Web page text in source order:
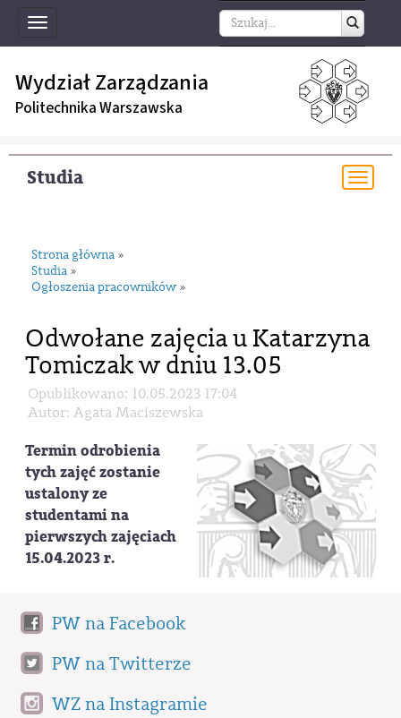
Toggle
navigation
Wydział Zarządzania
Politechnika Warszawska
Studia
Strona główna »
Studia »
Ogłoszenia pracowników »
Odwołane zajęcia u Katarzyna
Tomiczak w dniu 13.05
Opublikowano: 10.05.2023 17:04
Autor: Agata Maciszewska
Termin odrobienia
tych zajęć zostanie
ustalony ze
studentami na
pierwszych zajęciach
15.04.2023 r.
PW na Facebook
PW na Twitterze
WZ na Instagramie